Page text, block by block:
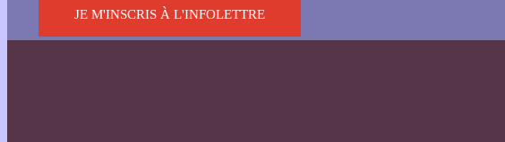
JE M'INSCRIS À L'INFOLETTRE